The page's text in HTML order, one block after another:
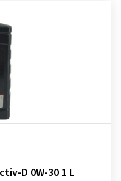
D 0W-30 1 L